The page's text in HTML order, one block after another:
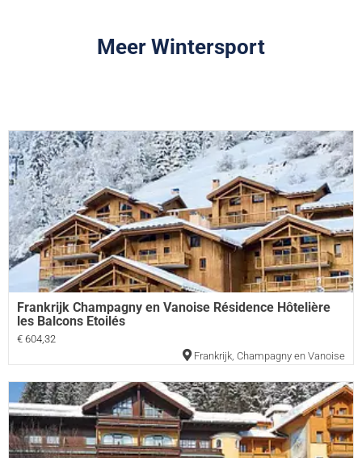
Meer Wintersport
Frankrijk Champagny en Vanoise Résidence Hôtelière
les Balcons Etoilés
€ 604,32
Frankrijk, Champagny en Vanoise